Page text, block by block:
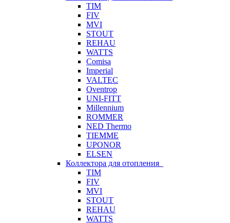
TIM
FIV
MVI
STOUT
REHAU
WATTS
Comisa
Imperial
VALTEC
Oventrop
UNI-FITT
Millennium
ROMMER
NED Thermo
TIEMME
UPONOR
ELSEN
Коллектора для отопления
TIM
FIV
MVI
STOUT
REHAU
WATTS